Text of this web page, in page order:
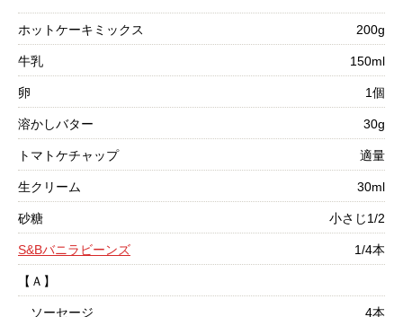
ホットケーキミックス 200g
牛乳 150ml
卵 1個
溶かしバター 30g
トマトケチャップ 適量
生クリーム 30ml
砂糖 小さじ1/2
S&Bバニラビーンズ 1/4本
【Ａ】
ソーセージ 4本